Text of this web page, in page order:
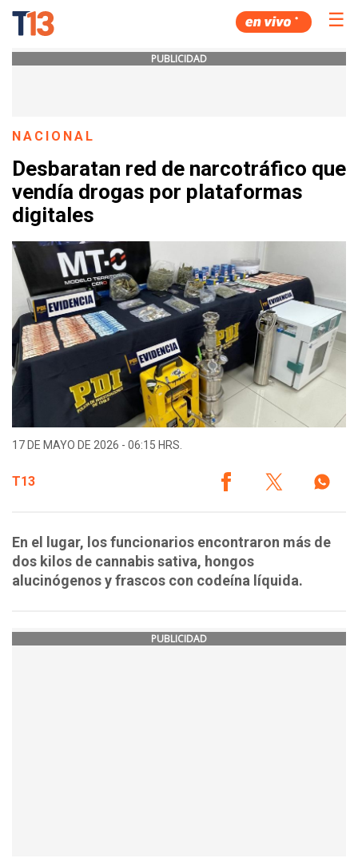
☰
PUBLICIDAD
NACIONAL
Desbaratan red de narcotráfico que
vendía drogas por plataformas
digitales
17 DE MAYO DE 2026 - 06:15 HRS.
T13
En el lugar, los funcionarios encontraron más de
dos kilos de cannabis sativa, hongos
alucinógenos y frascos con codeína líquida.
PUBLICIDAD